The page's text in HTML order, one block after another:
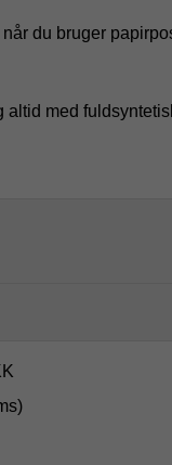
du bruger
med